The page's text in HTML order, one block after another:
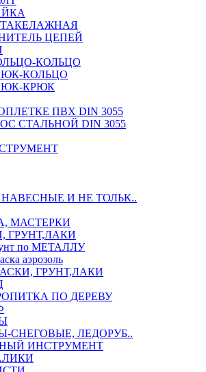
ЦЕПЕЙ
КОЛЬЦО
КОЛЬЦО
КРЮК
ПВХ DIN 3055
СТАЛЬНОЙ DIN 3055
И НЕ ТОЛЬК..
МАСТЕРКИ
ГРУНТ,ЛАКИ
по МЕТАЛЛУ
аэрозоль
ГРУНТ,ЛАКИ
ПО ДЕРЕВУ
СНЕГОВЫЕ, ЛЕДОРУБ..
ИНСТРУМЕНТ